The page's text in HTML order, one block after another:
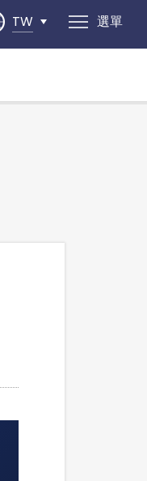
TW 選單